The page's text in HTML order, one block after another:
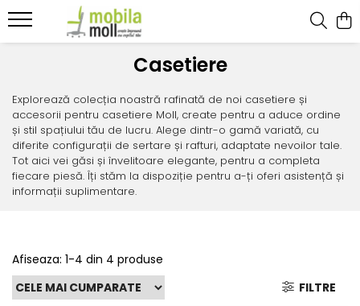
Adiționale
Casetiere
Accesorii
Adiționale
Casetiere
Accesorii
Casetiere
Explorează colecția noastră rafinată de noi casetiere și
accesorii pentru casetiere Moll, create pentru a aduce ordine
și stil spațiului tău de lucru. Alege dintr-o gamă variată, cu
diferite configurații de sertare și rafturi, adaptate nevoilor tale.
Tot aici vei găsi și învelitoare elegante, pentru a completa
fiecare piesă. Îți stăm la dispoziție pentru a-ți oferi asistență și
informații suplimentare.
Afiseaza: 1-4 din 4 produse
FILTRE